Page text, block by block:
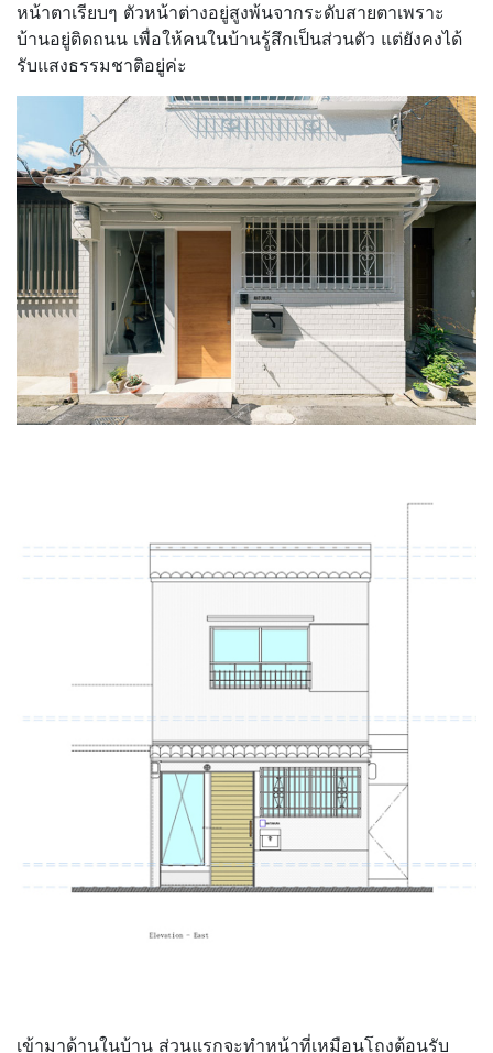
หน้าตาเรียบๆ ตัวหน้าต่างอยู่สูงพ้นจากระดับสายตาเพราะ
บ้านอยู่ติดถนน เพื่อให้คนในบ้านรู้สึกเป็นส่วนตัว แต่ยังคงได้
รับแสงธรรมชาติอยู่ค่ะ
เข้ามาด้านในบ้าน ส่วนแรกจะทำหน้าที่เหมือนโถงต้อนรับ